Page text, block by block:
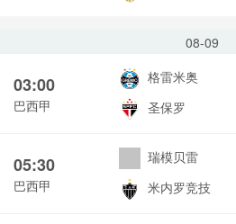
08-09
03:00
巴西甲
格雷米奥
圣保罗
05:30
巴西甲
瑞模贝雷
米内罗竞技